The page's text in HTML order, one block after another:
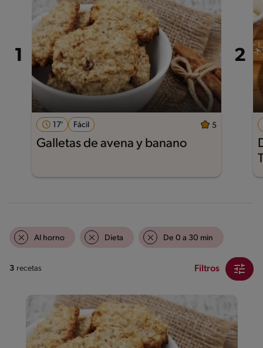
17' Fácil 5
Galletas de avena y banano
Al horno Dieta De 0 a 30 min
3 recetas Filtros